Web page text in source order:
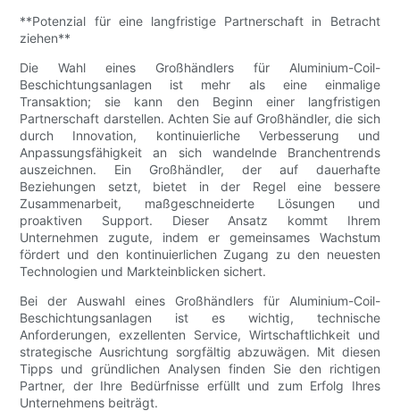
**Potenzial für eine langfristige Partnerschaft in Betracht
ziehen**
Die Wahl eines Großhändlers für Aluminium-Coil-
Beschichtungsanlagen ist mehr als eine einmalige
Transaktion; sie kann den Beginn einer langfristigen
Partnerschaft darstellen. Achten Sie auf Großhändler, die sich
durch Innovation, kontinuierliche Verbesserung und
Anpassungsfähigkeit an sich wandelnde Branchentrends
auszeichnen. Ein Großhändler, der auf dauerhafte
Beziehungen setzt, bietet in der Regel eine bessere
Zusammenarbeit, maßgeschneiderte Lösungen und
proaktiven Support. Dieser Ansatz kommt Ihrem
Unternehmen zugute, indem er gemeinsames Wachstum
fördert und den kontinuierlichen Zugang zu den neuesten
Technologien und Markteinblicken sichert.
Bei der Auswahl eines Großhändlers für Aluminium-Coil-
Beschichtungsanlagen ist es wichtig, technische
Anforderungen, exzellenten Service, Wirtschaftlichkeit und
strategische Ausrichtung sorgfältig abzuwägen. Mit diesen
Tipps und gründlichen Analysen finden Sie den richtigen
Partner, der Ihre Bedürfnisse erfüllt und zum Erfolg Ihres
Unternehmens beiträgt.